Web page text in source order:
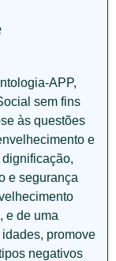
APP,
sem fins
às questões
e
e segurança
e de uma
promove
negativos